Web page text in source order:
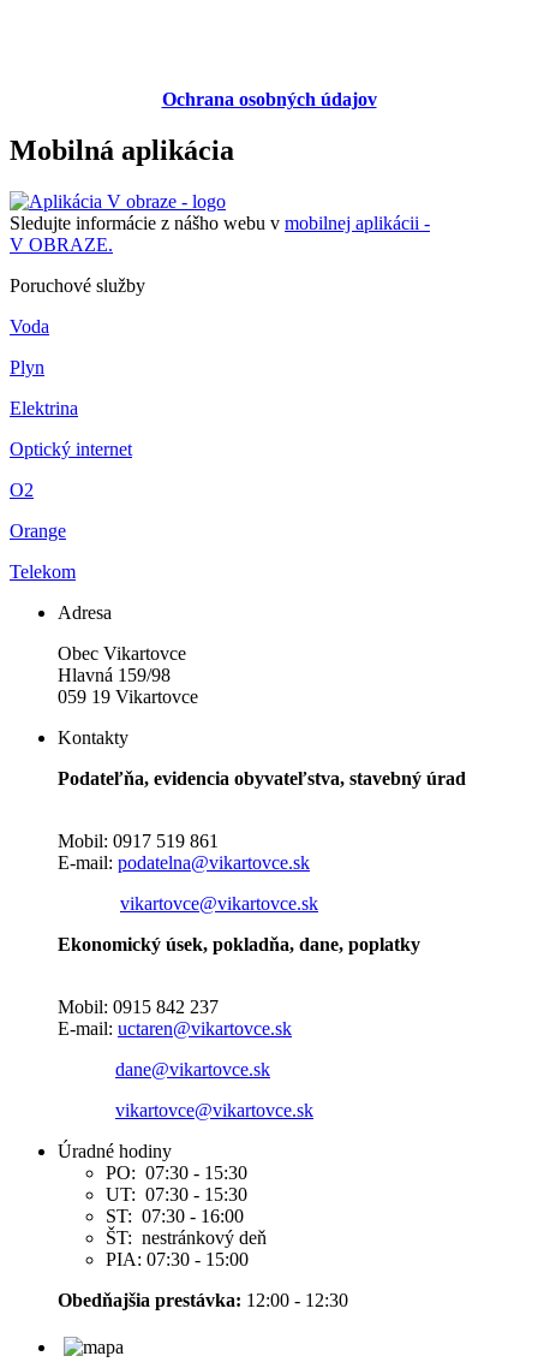
Ochrana osobných údajov
Mobilná aplikácia
Sledujte informácie z nášho webu v mobilnej aplikácii -
V OBRAZE.
Poruchové služby
Voda
Plyn
Elektrina
Optický internet
O2
Orange
Telekom
Adresa
Obec Vikartovce
Hlavná 159/98
059 19 Vikartovce
Kontakty
Podateľňa, evidencia obyvateľstva, stavebný úrad
Mobil: 0917 519 861
E-mail: podatelna@vikartovce.sk
vikartovce@vikartovce.sk
Ekonomický úsek, pokladňa, dane, poplatky
Mobil: 0915 842 237
E-mail: uctaren@vikartovce.sk
dane@vikartovce.sk
vikartovce@vikartovce.sk
Úradné hodiny
PO: 07:30 - 15:30
UT: 07:30 - 15:30
ST: 07:30 - 16:00
ŠT: nestránkový deň
PIA: 07:30 - 15:00
Obedňajšia prestávka: 12:00 - 12:30